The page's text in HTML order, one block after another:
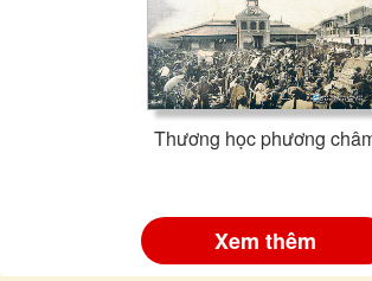
Thương học phương
Xem thêm